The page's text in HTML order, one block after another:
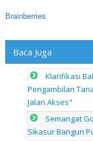
Baca Juga
Klarifikasi
Pengambilan
Jalan Akses"
Semangat
Sikasur Bangun